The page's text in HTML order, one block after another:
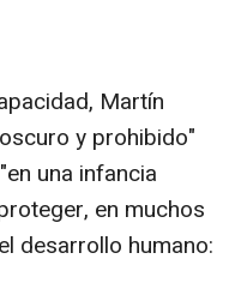
Martín
y prohibido"
una infancia
en muchos
desarrollo humano: